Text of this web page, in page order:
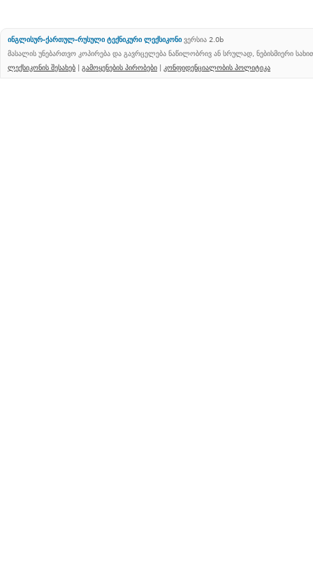
ინგლისურ-ქართულ-რუსული ტექნიკური ლექსიკონი ვერსია 2.0b
მასალის უნებართვო კოპირება და გავრცელება ნაწილობრივ ან სრულად, ნებისმიერი
ლექსიკონის შესახებ | გამოყენების პირობები | კონფიდენციალობის პოლიტიკა